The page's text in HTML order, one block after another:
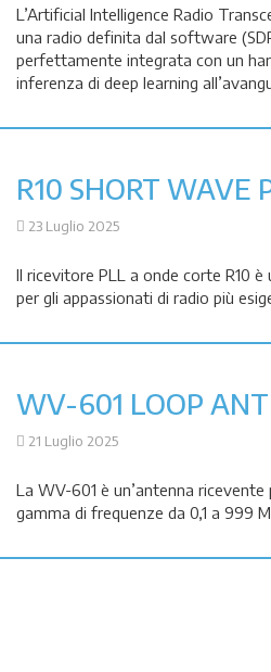
L’Artificial Intelligence Radio
una radio definita dal software
perfettamente integrata con un
inferenza di deep learning
R10 SHORT WAVE
23 Luglio 2025
Il ricevitore PLL a onde corte R10
per gli appassionati di radio più
WV-601 LOOP
21 Luglio 2025
La WV-601 è un’antenna ricevente
gamma di frequenze da 0,1 a 999